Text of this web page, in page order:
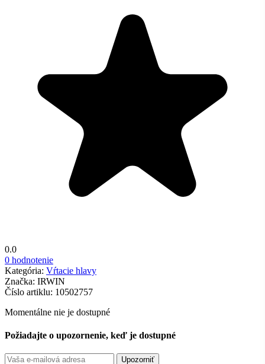
0.0
0 hodnotenie
Kategória: Vŕtacie hlavy
Značka: IRWIN
Číslo artiklu: 10502757
Momentálne nie je dostupné
Požiadajte o upozornenie, keď je dostupné
Upozorniť